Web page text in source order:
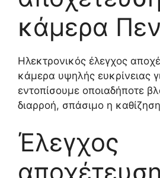
κάμερα
Ηλεκτρονικός έλεγχος
κάμερα υψηλής ευκρίνειας
εντοπίσουμε οποιαδήποτε
διαρροή, σπάσιμο η
Έλεγχος